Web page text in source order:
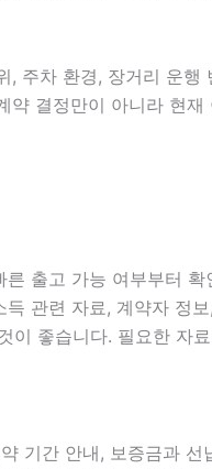
차 환경, 장거리 운
결정만이 아니라 현
출고 가능 여부부터
관련 자료, 계약자 정
이 좋습니다. 필요한 자
간 안내, 보증금과